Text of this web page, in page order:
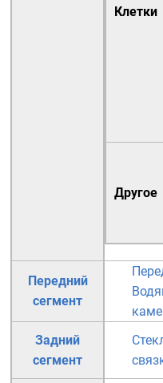
Клетки
Другое
Передний
сегмент
Задний
сегмент